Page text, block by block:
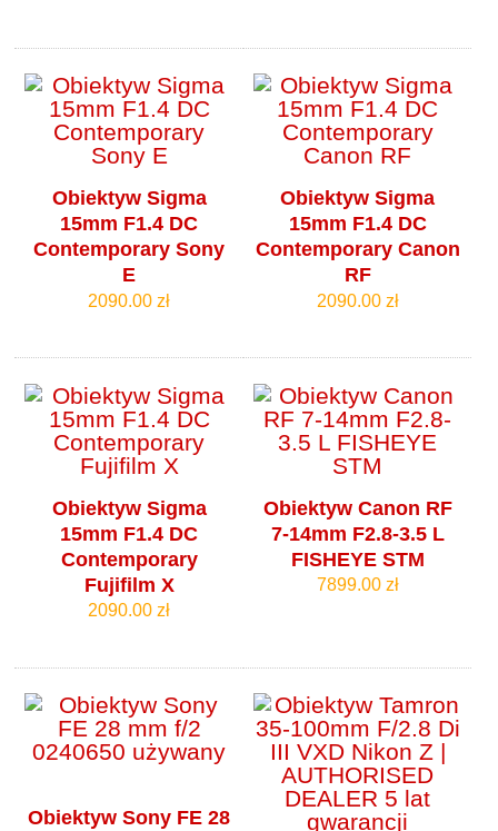
Obiektyw Sigma
15mm F1.4 DC
Contemporary Sony
E
2090.00 zł
Obiektyw Sigma
15mm F1.4 DC
Contemporary Canon
RF
2090.00 zł
Obiektyw Sigma
15mm F1.4 DC
Contemporary
Fujifilm X
2090.00 zł
Obiektyw Canon RF
7-14mm F2.8-3.5 L
FISHEYE STM
7899.00 zł
Obiektyw Sony FE 28